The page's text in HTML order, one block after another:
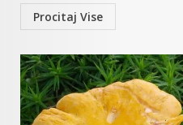
Procitaj Vise